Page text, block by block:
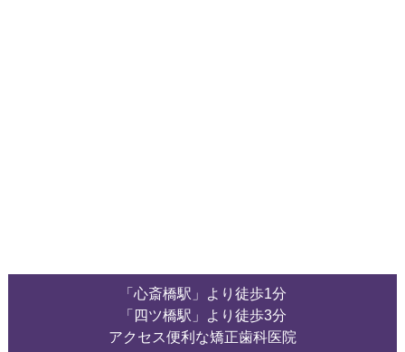
「心斎橋駅」より徒歩1分
「四ツ橋駅」より徒歩3分
アクセス便利な矯正歯科医院